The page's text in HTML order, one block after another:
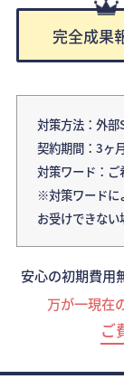
完全成果
対策方法：外部
契約期間：3ヶ月
対策ワード：
※対策ワードに
お受けできない
安心の初期費用
万が一現在
ご